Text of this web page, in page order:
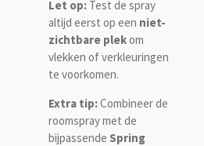
Let op: Test de spray
altijd eerst op een niet-
zichtbare plekom
vlekken of verkleuringen
te voorkomen.
Extra tip:Combineer de
roomspray met de
bijpassende Spring